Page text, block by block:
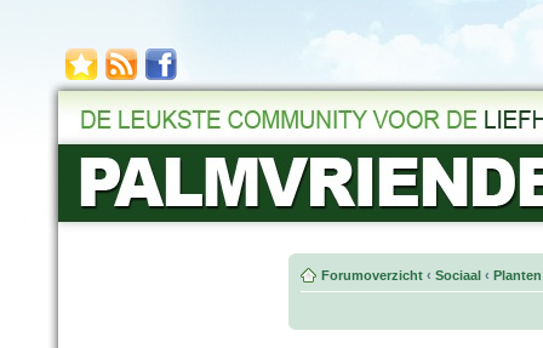
Forumoverzicht ‹ Sociaal ‹